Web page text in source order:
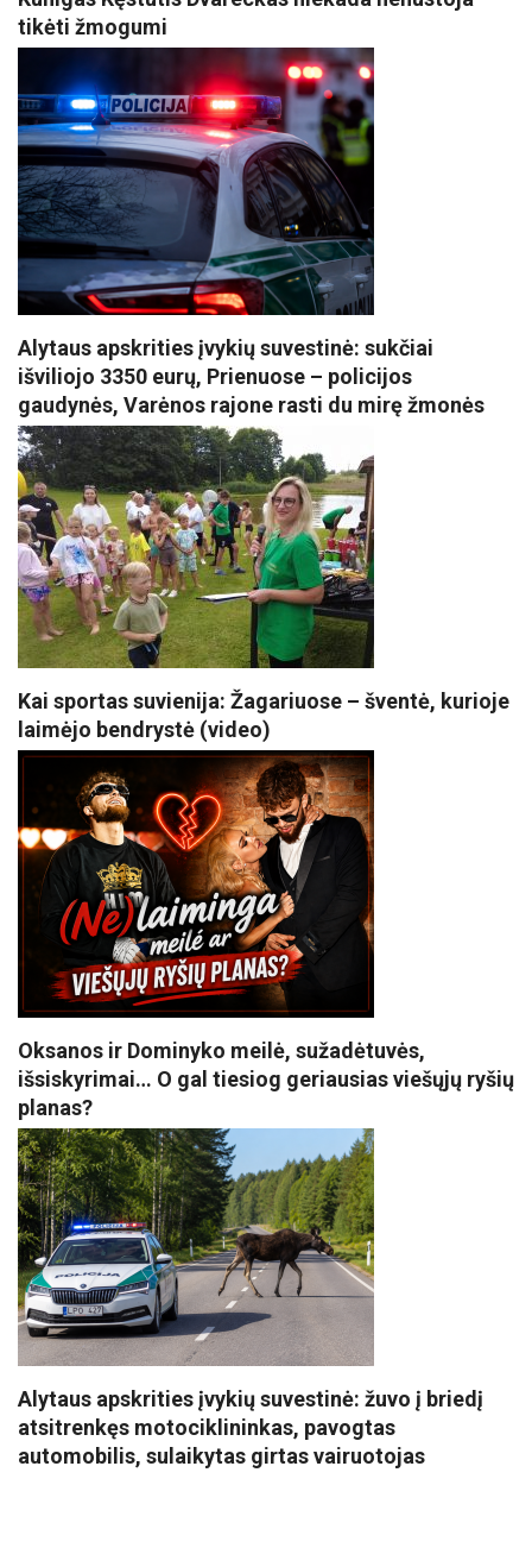
tikėti žmogumi
Alytaus apskrities įvykių suvestinė: sukčiai
išviliojo 3350 eurų, Prienuose – policijos
gaudynės, Varėnos rajone rasti du mirę žmonės
Kai sportas suvienija: Žagariuose – šventė, kurioje
laimėjo bendrystė (video)
Oksanos ir Dominyko meilė, sužadėtuvės,
išsiskyrimai… O gal tiesiog geriausias viešųjų ryšių
planas?
Alytaus apskrities įvykių suvestinė: žuvo į briedį
atsitrenkęs motociklininkas, pavogtas
automobilis, sulaikytas girtas vairuotojas